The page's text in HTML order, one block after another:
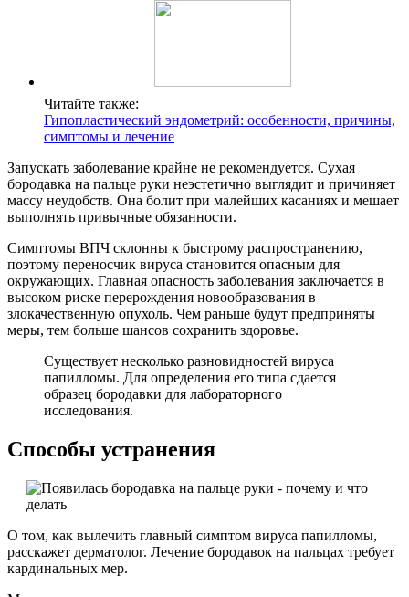
Читайте также:
Гипопластический эндометрий: особенности, причины,
симптомы и лечение
Запускать заболевание крайне не рекомендуется. Сухая
бородавка на пальце руки неэстетично выглядит и причиняет
массу неудобств. Она болит при малейших касаниях и мешает
выполнять привычные обязанности.
Симптомы ВПЧ склонны к быстрому распространению,
поэтому переносчик вируса становится опасным для
окружающих. Главная опасность заболевания заключается в
высоком риске перерождения новообразования в
злокачественную опухоль. Чем раньше будут предприняты
меры, тем больше шансов сохранить здоровье.
Существует несколько разновидностей вируса
папилломы. Для определения его типа сдается
образец бородавки для лабораторного
исследования.
Способы устранения
О том, как вылечить главный симптом вируса папилломы,
расскажет дерматолог. Лечение бородавок на пальцах требует
кардинальных мер.